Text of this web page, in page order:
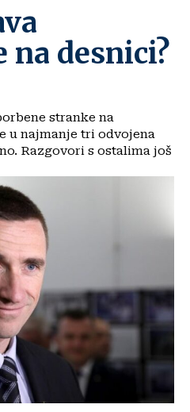
na desnici?
stranke na
u najmanje tri odvojena
Razgovori s ostalima još